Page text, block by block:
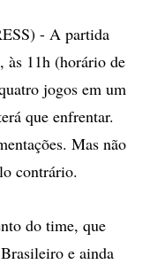
- A partida
às 11h (horário de
jogos em um
que enfrentar.
Mas não
contrário.
do time, que
e ainda